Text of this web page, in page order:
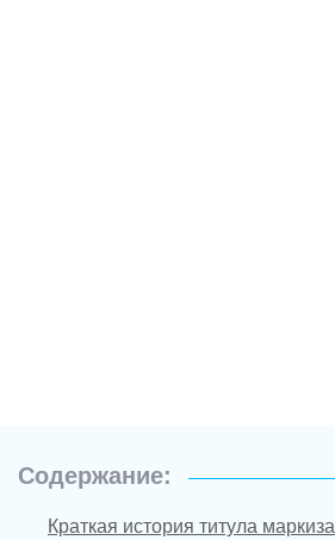
Содержание:
Краткая история титула маркиза